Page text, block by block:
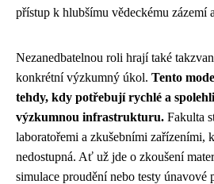
přístup k hlubšímu vědeckému zázemí
Nezanedbatelnou roli hrají také
konkrétní výzkumný úkol. Tento
tehdy, kdy potřebují rychlé a
výzkumnou infrastrukturu. Fakulta
laboratořemi a zkušebními zařízeními,
nedostupná. Ať už jde o zkoušení
simulace proudění nebo testy